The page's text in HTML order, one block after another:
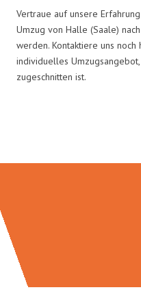
Vertraue auf unsere
Umzug von Halle (Saale)
werden. Kontaktiere uns
individuelles
zugeschnitten ist.